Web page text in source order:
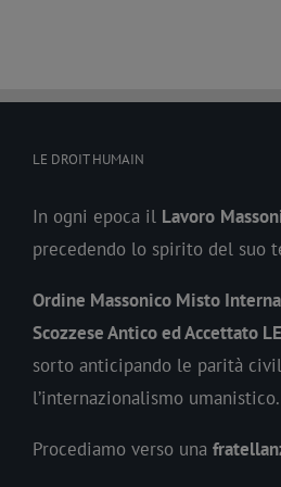
LE DROIT HUMAIN
In ogni epoca il Lavoro
precedendo lo spirito del suo
Ordine Massonico Misto
Scozzese Antico ed Accettato
sorto anticipando le parità
l’internazionalismo umanistico.
Procediamo verso una